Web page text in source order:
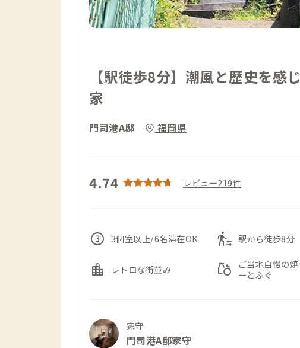
【駅徒歩8分】潮風と歴史を感
家
門司港A邸 福岡県
4.74 レビュー219件
counter_3 3個室以上/6名滞在OK transfer_within_a_station 駅から徒歩8分
location_city レトロな街並み grocery
ご当地自慢の
ーとふぐ
家守
門司港A邸家守